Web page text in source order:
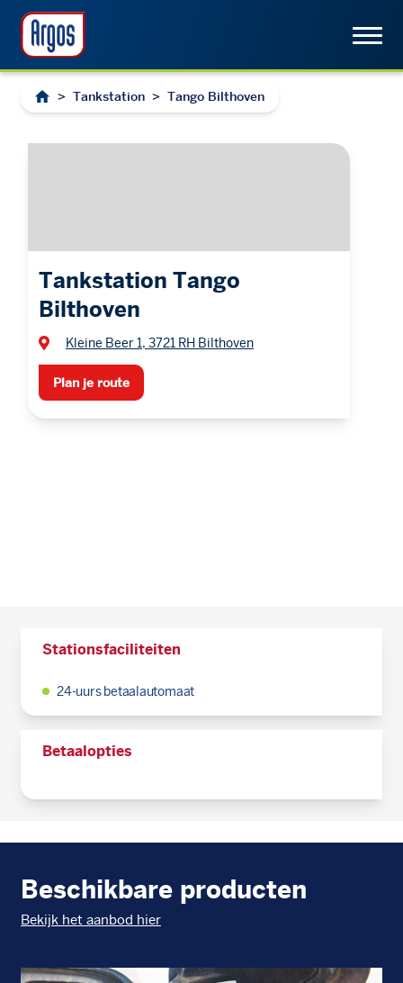
> Tankstation > Tango Bilthoven
Tankstation Tango
Bilthoven
Kleine Beer 1, 3721 RH Bilthoven
Plan je route
Stationsfaciliteiten
24-uurs betaalautomaat
Betaalopties
Beschikbare producten
Bekijk het aanbod hier